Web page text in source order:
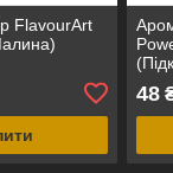
FlavourArt
48